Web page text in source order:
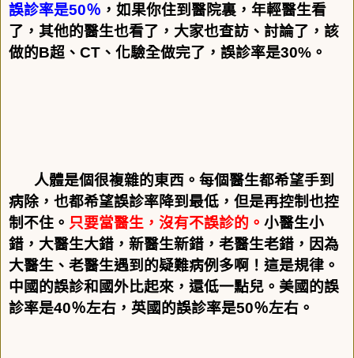
誤診率是50％ ，如果你住到醫院裏，年輕醫生看
了，其他的醫生也看了，大家也查訪、討論了，該
做的B超、 CT 、化驗全做完了，誤診率是30% 。
人體是個很複雜的東西。每個醫生都希望手到
病除，也都希望誤診率降到最低，但是再控制也控
制不住。 只要當醫生，沒有不誤診的。 小醫生小
錯，大醫生大錯，新醫生新錯，老醫生老錯，因為
大醫生、老醫生遇到的疑難病例多啊！這是規律。
中國的誤診和國外比起來，還低一點兒。美國的誤
診率是40％左右，英國的誤診率是50％左右。